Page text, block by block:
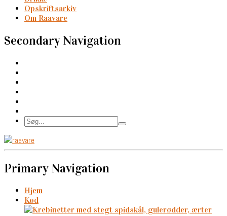
Opskriftsarkiv
Om Raavare
Secondary Navigation
Primary Navigation
Hjem
Kød